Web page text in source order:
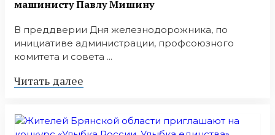
машинисту Павлу Мишину
В преддверии Дня железнодорожника, по
инициативе администрации, профсоюзного
комитета и совета ...
Читать далее